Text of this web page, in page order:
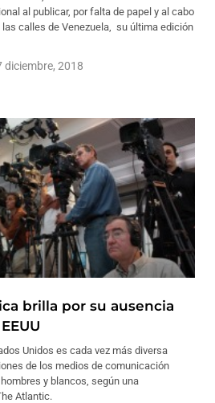
al publicar, por falta de papel y al cabo
calles de Venezuela, su última edición
diciembre, 2018
brilla por su ausencia
Unidos es cada vez más diversa
de los medios de comunicación
y blancos, según una
Atlantic.